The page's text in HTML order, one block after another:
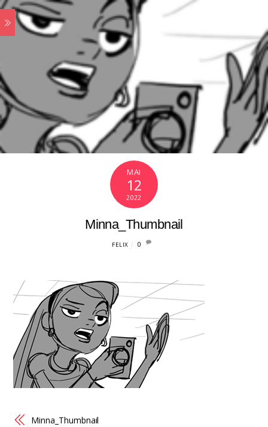
MAI
12
2022
Minna_Thumbnail
FELIX 0
Minna_Thumbnail